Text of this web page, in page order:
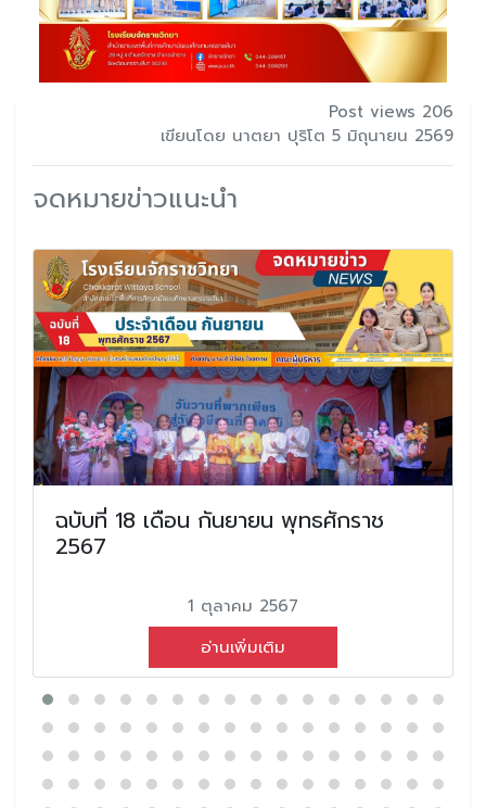
Post views 206
เขียนโดย นาตยา ปุริโต 5 มิถุนายน 2569
จดหมายข่าวแนะนำ
ฉบับที่ 18 เดือน กันยายน พุทธศักราช
2567
1 ตุลาคม 2567
อ่านเพิ่มเติม